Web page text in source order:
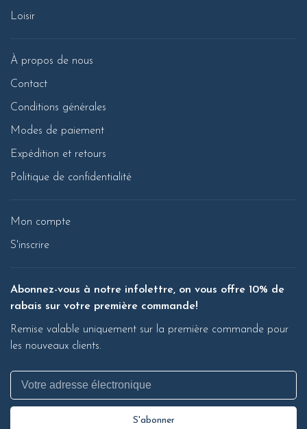
Loisir
À propos de nous
Contact
Conditions générales
Modes de paiement
Expédition et retours
Politique de confidentialité
Mon compte
S'inscrire
Abonnez-vous à notre infolettre, on vous offre 10% de
rabais sur votre première commande!
Remise valable uniquement sur la première commande pour
les nouveaux clients.
S'abonner